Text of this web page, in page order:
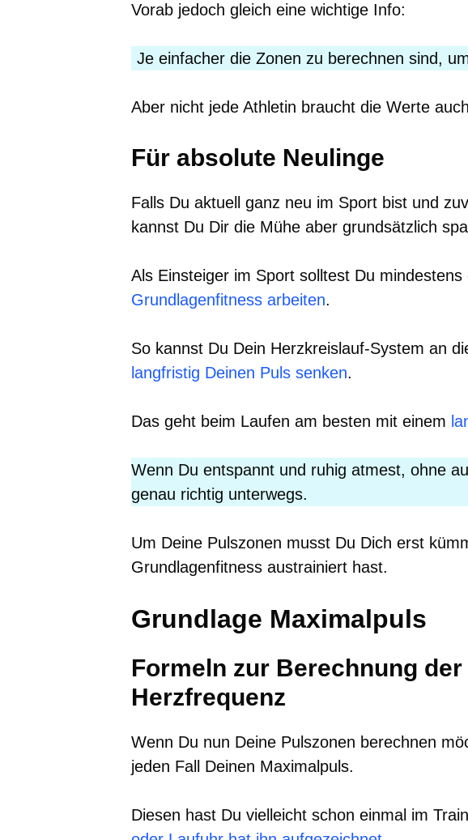
Vorab jedoch gleich eine wichtige Info:
Je einfacher die Zonen zu berechnen sind,
Aber nicht jede Athletin braucht die Werte
Für absolute Neulinge
Falls Du aktuell ganz neu im Sport bist und
kannst Du Dir die Mühe aber grundsätzlich
Als Einsteiger im Sport solltest Du mindestens
Grundlagenfitness arbeiten.
So kannst Du Dein Herzkreislauf-System an
langfristig Deinen Puls senken.
Das geht beim Laufen am besten mit einem
Wenn Du entspannt und ruhig atmest, ohne
genau richtig unterwegs.
Um Deine Pulszonen musst Du Dich erst
Grundlagenfitness austrainiert hast.
Grundlage Maximalpuls
Formeln zur Berechnung
Herzfrequenz
Wenn Du nun Deine Pulszonen berechnen
jeden Fall Deinen Maximalpuls.
Diesen hast Du vielleicht schon einmal im